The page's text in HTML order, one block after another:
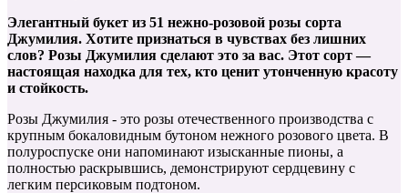
Элегантный букет из 51 нежно-розовой розы сорта
Джумилия. Хотите признаться в чувствах без лишних
слов? Розы Джумилия сделают это за вас. Этот сорт —
настоящая находка для тех, кто ценит утонченную красоту
и стойкость.
Розы Джумилия - это розы отечественного производства с
крупным бокаловидным бутоном нежного розового цвета. В
полуроспуске они напоминают изысканные пионы, а
полностью раскрывшись, демонстрируют сердцевину с
легким персиковым подтоном.